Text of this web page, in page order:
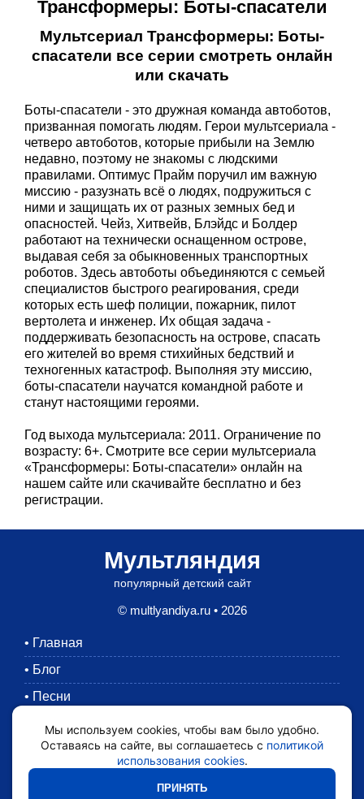
Трансформеры: Боты-спасатели
Мультсериал Трансформеры: Боты-
спасатели все серии смотреть онлайн
или скачать
Боты-спасатели - это дружная команда автоботов,
призванная помогать людям. Герои мультсериала -
четверо автоботов, которые прибыли на Землю
недавно, поэтому не знакомы с людскими
правилами. Оптимус Прайм поручил им важную
миссию - разузнать всё о людях, подружиться с
ними и защищать их от разных земных бед и
опасностей. Чейз, Хитвейв, Блэйдс и Болдер
работают на технически оснащенном острове,
выдавая себя за обыкновенных транспортных
роботов. Здесь автоботы объединяются с семьей
специалистов быстрого реагирования, среди
которых есть шеф полиции, пожарник, пилот
вертолета и инженер. Их общая задача -
поддерживать безопасность на острове, спасать
его жителей во время стихийных бедствий и
техногенных катастроф. Выполняя эту миссию,
боты-спасатели научатся командной работе и
станут настоящими героями.
Год выхода мультсериала: 2011. Ограничение по
возрасту: 6+. Смотрите все серии мультсериала
«Трансформеры: Боты-спасатели» онлайн на
нашем сайте или скачивайте бесплатно и без
регистрации.
Мультляндия
популярный детский сайт
© multlyandiya.ru • 2026
• Главная
• Блог
• Песни
Раскраски
Картинки
•
Мы используем cookies, чтобы вам было удобно.
Оставаясь на сайте, вы соглашаетесь с политикой
использования cookies.
ПРИНЯТЬ